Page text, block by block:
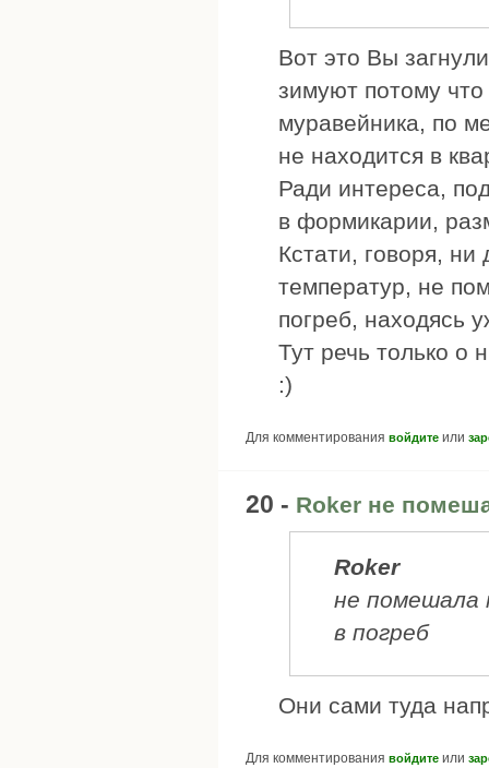
Вот это Вы
зимуют потому
муравейника, по
не находится в
Ради интереса,
в формикарии,
Кстати, говоря, ни
температур, не
погреб, находясь
Тут речь только о
:)
Для комментирования войдите или
20 - Roker не
Roker
не помешала
в погреб
Они сами туда
Для комментирования войдите или